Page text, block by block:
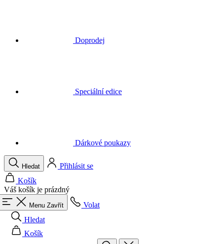
Váš košík je prázdný
Menu Zavřít
Volat
Hledat
Košík